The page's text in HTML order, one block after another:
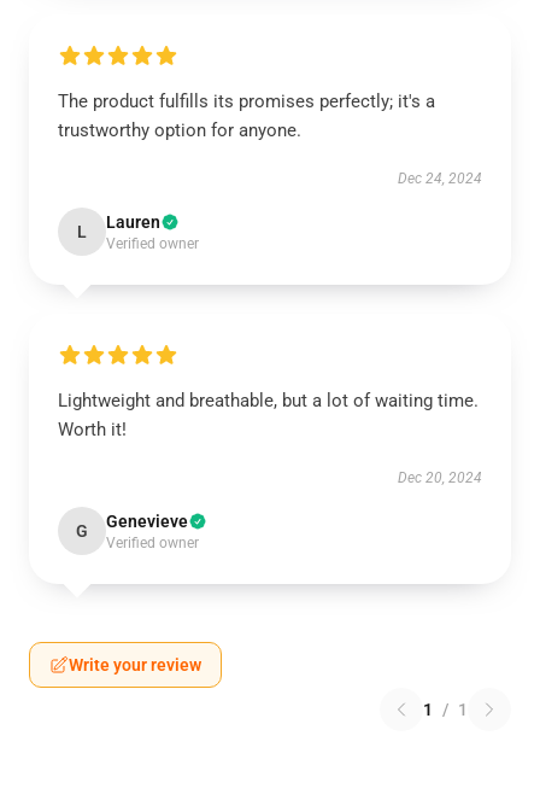
The product fulfills its promises perfectly; it's a
trustworthy option for anyone.
Dec 24, 2024
L Lauren
Verified owner
Lightweight and breathable, but a lot of waiting time.
Worth it!
Dec 20, 2024
G Genevieve
Verified owner
Write your review
1 / 1